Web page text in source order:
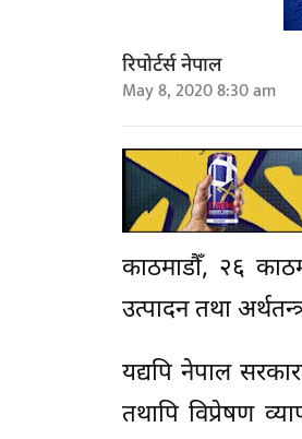
रिपोर्टर्स नेपाल
May 8, 2020 8:30 am
काठमाडौँ, २६
उत्पादन तथा
यद्यपि नेपाल
तथापि विप्रेषण